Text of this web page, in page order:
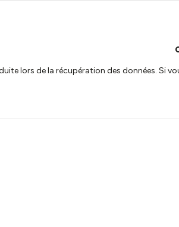
lors de la récupération des données. Si